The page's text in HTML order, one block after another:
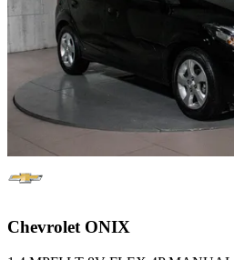
Chevrolet ONIX